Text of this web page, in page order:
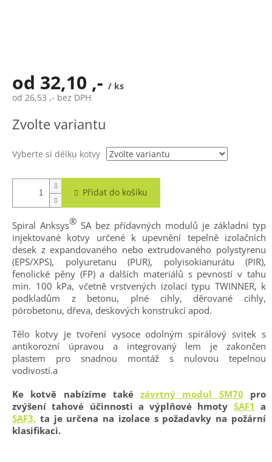
od 32,10 ,- / ks
od 26,53 ,- bez DPH
cena:
Zvolte variantu
Vyberte si délku kotvy
Přidat do košíku
Spiral Anksys® SA bez přídavných modulů je základní typ
injektované kotvy určené k upevnění tepelně izolačních
desek z expandovaného nebo extrudovaného polystyrenu
(EPS/XPS), polyuretanu (PUR), polyisokianurátu (PIR),
fenolické pěny (FP) a dalších materiálů s pevností v tahu
min. 100 kPa, včetně vrstvených izolací typu TWINNER, k
podkladům z betonu, plné cihly, děrované cihly,
pórobetonu, dřeva, deskových konstrukcí apod.
Tělo kotvy je tvoření vysoce odolným spirálový svitek s
antikorozní úpravou a integrovaný lem je zakončen
plastem pro snadnou montáž s nulovou tepelnou
vodivostí.a
Ke kotvě nabízíme takézávrtný modul SM70 pro
zvýšení tahové účinnosti a výplňové hmoty SAF1 a
SAF3, ta je určena na izolace spožadavky na požární
klasifikaci.